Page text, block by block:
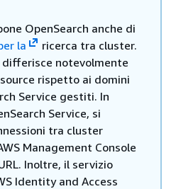
OpenSearch anche di
la
ricerca tra cluster.
differisce notevolmente
rispetto ai domini
Service gestiti. In
Service, si
tra cluster
Management Console
Inoltre, il servizio
Identity and Access